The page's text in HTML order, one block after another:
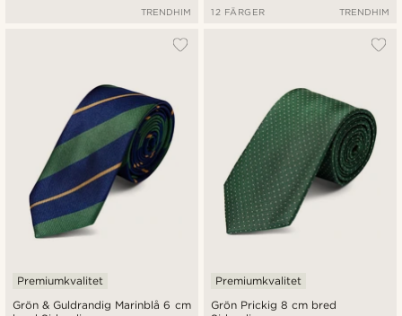
TRENDHIM 12 FÄRGER TRENDHIM
Grön & Guldrandig Marinblå 6 cm
Premiumkvalitet
Grön Prickig 8 cm bred
Premiumkvalitet